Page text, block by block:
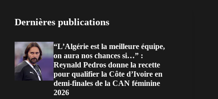
Dernières publications
“L’Algérie est la meilleure équipe,
on aura nos chances si…” :
Reynald Pedros donne la recette
pour qualifier la Côte d’Ivoire en
demi-finales de la CAN féminine
2026